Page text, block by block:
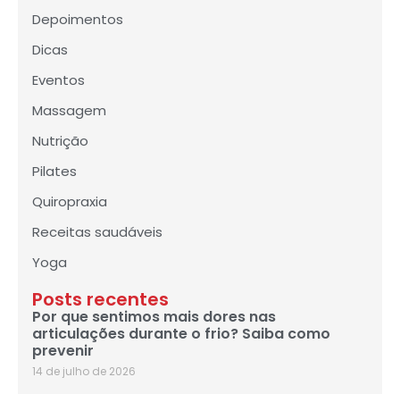
Depoimentos
Dicas
Eventos
Massagem
Nutrição
Pilates
Quiropraxia
Receitas saudáveis
Yoga
Posts recentes
Por que sentimos mais dores nas
articulações durante o frio? Saiba como
prevenir
14 de julho de 2026